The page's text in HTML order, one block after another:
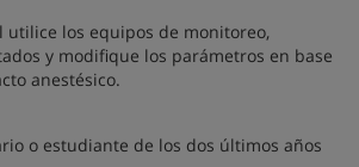
utilice los equipos de monitoreo,
y modifique los parámetros en base
anestésico.
o estudiante de los dos últimos años